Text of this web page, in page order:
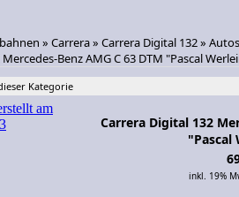
» Carrera» Carrera Digital 132»
Benz AMG C 63 DTM "Pascal
Kategorie
Carrera Digital 132
"Pascal
inkl. 19%